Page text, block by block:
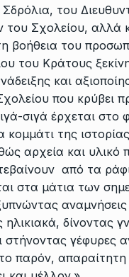
του
του Σχολείου, αλλά
βοήθεια του
του Κράτους
και
που κρύβει
σιγά έρχεται στο
κομμάτι της
αρχεία και υλικό
από τα
στα μάτια των
ηλικιακά, δίνοντας
στήνοντας γέφυρες
παρόν,